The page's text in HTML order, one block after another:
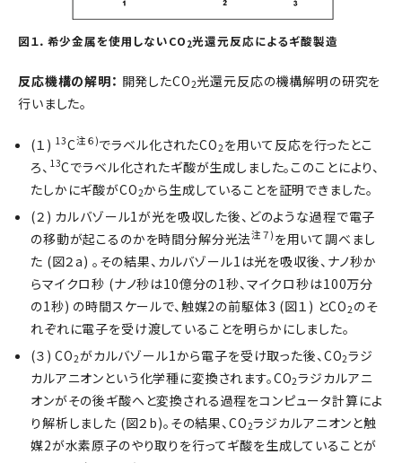
図１．希少金属を使用しないCO 2光還元反応によるギ酸製造
反応機構の解明： 開発したCO2光還元反応の機構解明の研究を
行いました。
(１) 13C注６)でラベル化されたCO2­を用いて反応を行ったとこ
ろ、 13Cでラベル化されたギ酸が生成しました。このことにより、
たしかにギ酸がCO2から生成していることを証明できました。
(２) カルバゾール1が光を吸収した後、どのような過程で電子
の移動が起こるのかを時間分解分光法注７) を用いて調べまし
た (図２a) 。その結果、カルバゾール1は光を吸収後、ナノ秒か
らマイクロ秒 (ナノ秒は10億分の1秒、マイクロ秒は100万分
の1秒) の時間スケールで、触媒2の前駆体3 (図１) とCO2のそ
れぞれに電子を受け渡していることを明らかにしました。
(３) CO2がカルバゾール1から電子を受け取った後、CO2ラジ
カルアニオンという化学種に変換されます。CO2ラジカルアニ
オンがその後ギ酸へと変換される過程をコンピュータ計算によ
り解析しました (図２b)。その結果、CO2ラジカルアニオンと触
媒2が水素原子のやり取りを行ってギ酸を生成していることが